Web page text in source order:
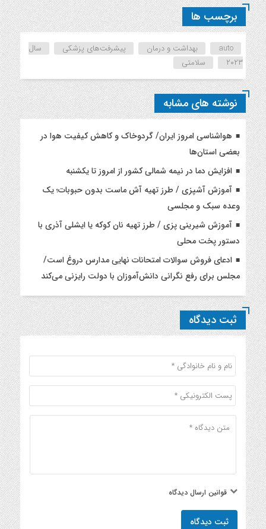
برچسب ها
auto بهداشت و درمان پیشرفت‌های پزشکی
سال
۲۰۲۳
سلامتی
نوشته های مشابه
هواشناسی امروز ایران/ گردوخاک و کاهش کیفیت هوا در
بعضی استان‌ها
افزایش دما در نیمه شمالی کشور از امروز تا یکشنبه
آموزش آشپزی / طرز تهیه آش ماست بدون حبوبات؛ یک
وعده سبک و مجلسی
آموزش شیرینی پزی / طرز تهیه نان کوکه یا ایشلی آذری با
دستور پخت محلی
ادعای فروش سوالات امتحانات نهایی مدارس دروغ است/
مجلس برای رفع نگرانی دانش‌آموزان با دولت رایزنی می‌کند
ثبت دیدگاه
قوانین ارسال دیدگاه
ثبت دیدگاه